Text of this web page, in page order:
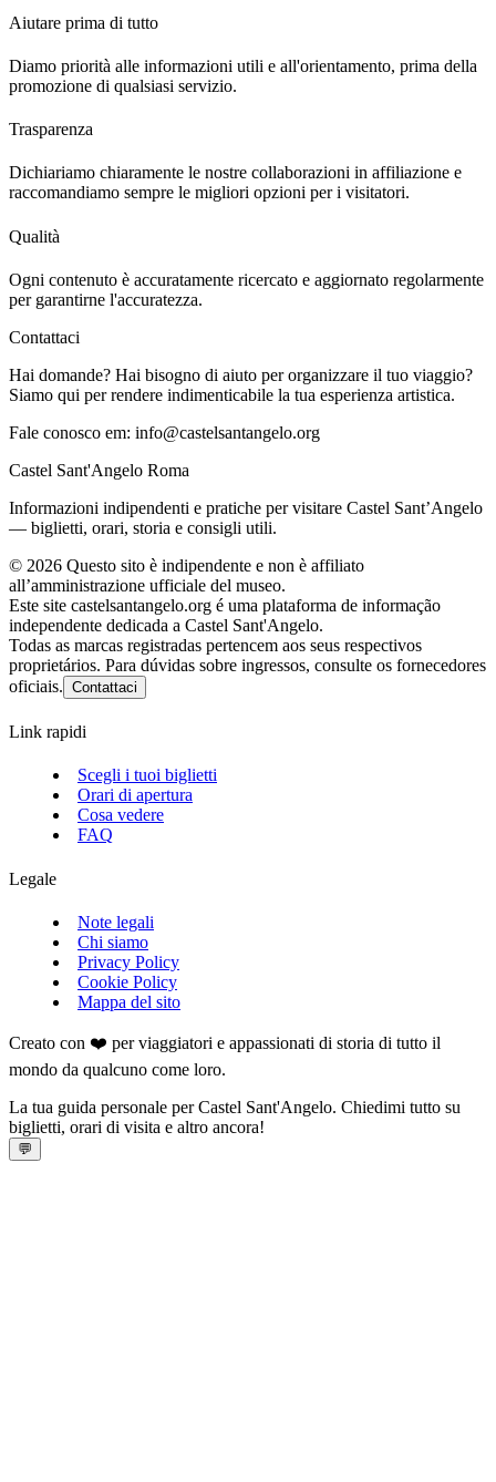
Aiutare prima di tutto
Diamo priorità alle informazioni utili e all'orientamento, prima della
promozione di qualsiasi servizio.
Trasparenza
Dichiariamo chiaramente le nostre collaborazioni in affiliazione e
raccomandiamo sempre le migliori opzioni per i visitatori.
Qualità
Ogni contenuto è accuratamente ricercato e aggiornato regolarmente
per garantirne l'accuratezza.
Contattaci
Hai domande? Hai bisogno di aiuto per organizzare il tuo viaggio?
Siamo qui per rendere indimenticabile la tua esperienza artistica.
Fale conosco em: info@castelsantangelo.org
Castel Sant'Angelo Roma
Informazioni indipendenti e pratiche per visitare Castel Sant’Angelo
— biglietti, orari, storia e consigli utili.
© 2026 Questo sito è indipendente e non è affiliato
all’amministrazione ufficiale del museo.
Este site castelsantangelo.org é uma plataforma de informação
independente dedicada a Castel Sant'Angelo.
Todas as marcas registradas pertencem aos seus respectivos
proprietários. Para dúvidas sobre ingressos, consulte os fornecedores
oficiais. Contattaci
Link rapidi
Scegli i tuoi biglietti
Orari di apertura
Cosa vedere
FAQ
Legale
Note legali
Chi siamo
Privacy Policy
Cookie Policy
Mappa del sito
Creato con ❤️ per viaggiatori e appassionati di storia di tutto il
mondo da qualcuno come loro.
La tua guida personale per Castel Sant'Angelo. Chiedimi tutto su
biglietti, orari di visita e altro ancora!
💬